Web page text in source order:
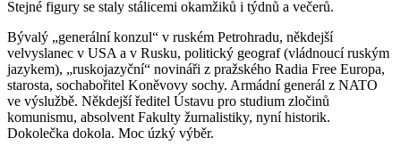
Stejné figury se staly stálicemi okamžiků i týdnů a večerů.
Bývalý „generální konzul“ v ruském Petrohradu, někdejší
velvyslanec v USA a v Rusku, politický geograf (vládnoucí ruským
jazykem), „ruskojazyční“ novináři z pražského Radia Free Europa,
starosta, sochabořitel Koněvovy sochy. Armádní generál z NATO
ve výslužbě. Někdejší ředitel Ústavu pro studium zločinů
komunismu, absolvent Fakulty žurnalistiky, nyní historik.
Dokolečka dokola. Moc úzký výběr.